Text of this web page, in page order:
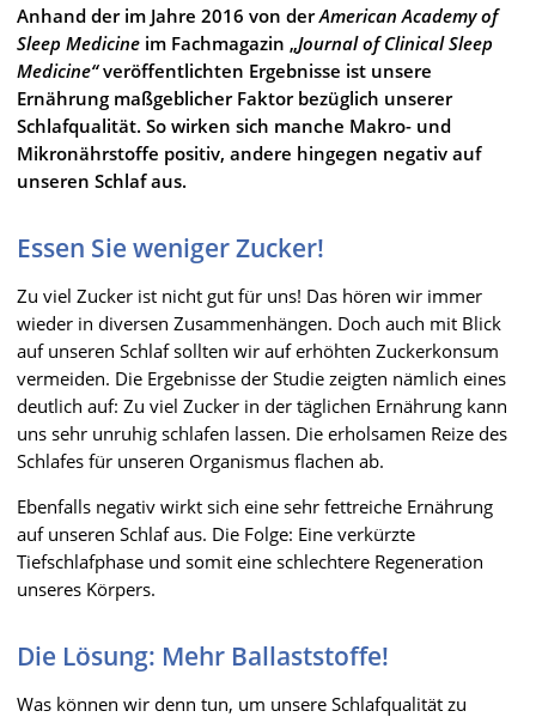
Anhand der im Jahre 2016 von derAmerican Academy of
Sleep Medicine im Fachmagazin „Journal of Clinical Sleep
Medicine“veröffentlichten Ergebnisse ist unsere
Ernährung maßgeblicher Faktor bezüglich unserer
Schlafqualität. So wirken sich manche Makro- und
Mikronährstoffe positiv, andere hingegen negativ auf
unseren Schlaf aus.
Essen Sie weniger Zucker!
Zu viel Zucker ist nicht gut für uns! Das hören wir immer
wieder in diversen Zusammenhängen. Doch auch mit Blick
auf unseren Schlaf sollten wir auf erhöhten Zuckerkonsum
vermeiden. Die Ergebnisse der Studie zeigten nämlich eines
deutlich auf: Zu viel Zucker in der täglichen Ernährung kann
uns sehr unruhig schlafen lassen. Die erholsamen Reize des
Schlafes für unseren Organismus flachen ab.
Ebenfalls negativ wirkt sich eine sehr fettreiche Ernährung
auf unseren Schlaf aus. Die Folge: Eine verkürzte
Tiefschlafphase und somit eine schlechtere Regeneration
unseres Körpers.
Die Lösung: Mehr Ballaststoffe!
Was können wir denn tun, um unsere Schlafqualität zu